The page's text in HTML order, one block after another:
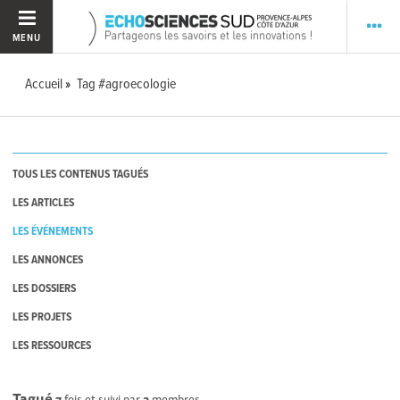
MENU
Accueil Tag #agroecologie
TOUS LES CONTENUS TAGUÉS
LES ARTICLES
LES ÉVÉNEMENTS
LES ANNONCES
LES DOSSIERS
LES PROJETS
LES RESSOURCES